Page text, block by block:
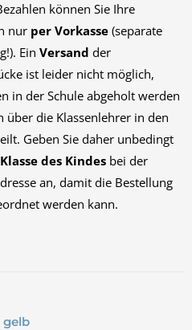
können Sie Ihre
nur per Vorkasse(separate
Ein Versand der
ist leider nicht möglich,
in der Schule abgeholt werden
über die Klassenlehrer in den
Geben Sie daher unbedingt
des Kindesbei der
an, damit die Bestellung
werden kann.
gelb